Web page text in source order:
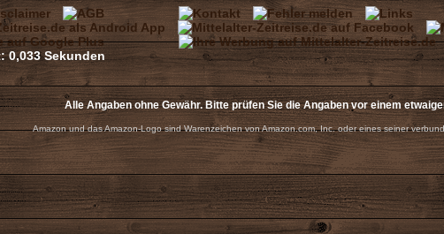
Alle Angaben ohne Gewähr. Bitte prüfen Sie die Angaben vor einem
Amazon und das Amazon-Logo sind Warenzeichen von Amazon.com, Inc. oder eines seiner